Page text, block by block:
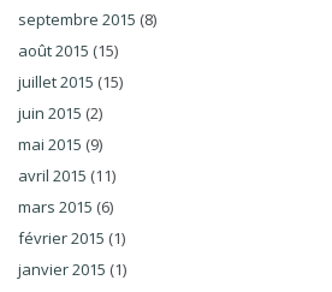
septembre 2015 (8)
août 2015 (15)
juillet 2015 (15)
juin 2015 (2)
mai 2015 (9)
avril 2015 (11)
mars 2015 (6)
février 2015 (1)
janvier 2015 (1)